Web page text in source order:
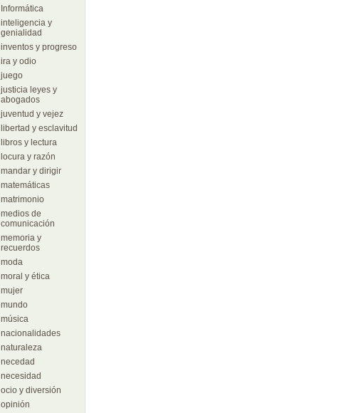
Informática
inteligencia y
genialidad
inventos y progreso
ira y odio
juego
justicia leyes y
abogados
juventud y vejez
libertad y esclavitud
libros y lectura
locura y razón
mandar y dirigir
matemáticas
matrimonio
medios de
comunicación
memoria y
recuerdos
moda
moral y ética
mujer
mundo
música
nacionalidades
naturaleza
necedad
necesidad
ocio y diversión
opinión